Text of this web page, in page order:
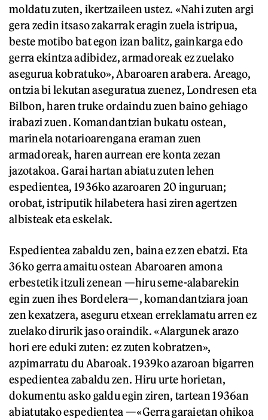
moldatu zuten, ikertzaileen ustez. «Nahi zuten argi
gera zedin itsaso zakarrak eragin zuela istripua,
beste motibo bat egon izan balitz, gainkarga edo
gerra ekintza adibidez, armadoreak ez zuelako
asegurua kobratuko», Abaroaren arabera. Areago,
ontzia bi lekutan aseguratua zuenez, Londresen eta
Bilbon, haren truke ordaindu zuen baino gehiago
irabazi zuen. Komandantzian bukatu ostean,
marinela notarioarengana eraman zuen
armadoreak, haren aurrean ere konta zezan
jazotakoa. Garai hartan abiatu zuten lehen
espedientea, 1936ko azaroaren 20 inguruan;
orobat, istriputik hilabetera hasi ziren agertzen
albisteak eta eskelak.
Espedientea zabaldu zen, baina ez zen ebatzi. Eta
36ko gerra amaitu ostean Abaroaren amona
erbestetik itzuli zenean —hiru seme-alabarekin
egin zuen ihes Bordelera—, komandantziara joan
zen kexatzera, aseguru etxean erreklamatu arren ez
zuelako dirurik jaso oraindik. «Alargunek arazo
hori ere eduki zuten: ez zuten kobratzen»,
azpimarratu du Abaroak. 1939ko azaroan bigarren
espedientea zabaldu zen. Hiru urte horietan,
dokumentu asko galdu egin ziren, tartean 1936an
abiatutako espedientea —«Gerra garaietan ohikoa